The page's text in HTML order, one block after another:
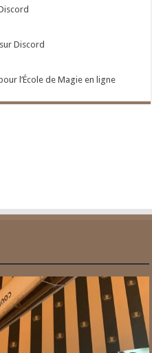
Discord
l’École de Magie en ligne